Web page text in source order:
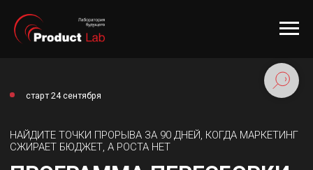
ПРОГРАММА ПЕРЕСБОРКИ
БИЗНЕСА